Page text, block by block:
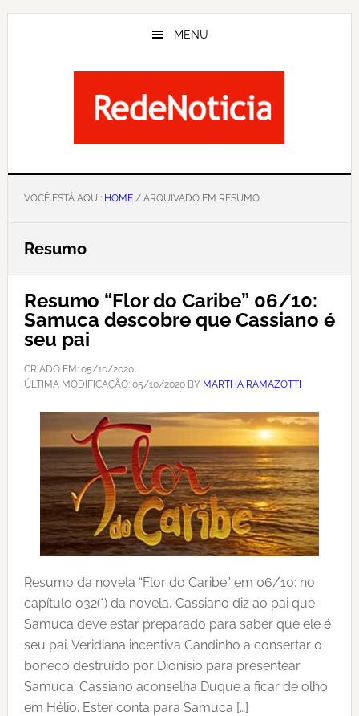
Skip
MENU
VOCÊ ESTÁ AQUI: HOME/ ARQUIVADO EM RESUMO
Resumo
Resumo “Flor do Caribe” 06/10:
Samuca descobre que Cassiano é
seu pai
CRIADO EM: 05/10/2020,
ÚLTIMA MODIFICAÇÃO: 05/10/2020BY MARTHA RAMAZOTTI
Resumo da novela “Flor do Caribe” em 06/10: no
capítulo 032(*) da novela, Cassiano diz ao pai que
Samuca deve estar preparado para saber que ele é
seu pai. Veridiana incentiva Candinho a consertar o
boneco destruído por Dionísio para presentear
Samuca. Cassiano aconselha Duque a ficar de olho
em Hélio. Ester conta para Samuca […]